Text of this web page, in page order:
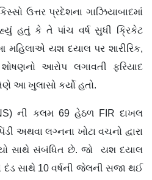
ઉત્તર પ્રદેશના ગાઝિયાબાદમાં
હતું કે તે પાંચ વર્ષ સુધી ક્રિકેટ
મહિલાએ યશ દયાલ પર શારીરિક,
આરોપ લગાવતી ફરિયાદ
આ ખુલાસો કર્યો હતો.
ની કલમ 69 હેઠળ FIR દાખલ
અથવા લગ્નના ખોટા વચનો દ્વારા
સાથે સંબંધિત છે. જો યશ દયાલ
દંડ સાથે 10 વર્ષની જેલની સજા થઈ